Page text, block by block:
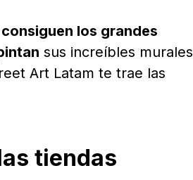
los grandes
sus increíbles murales
Art Latam te trae las
tiendas